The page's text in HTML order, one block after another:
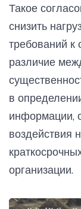
Такое
снизить
требований к
различие
в
информации,
воздействия
организации.